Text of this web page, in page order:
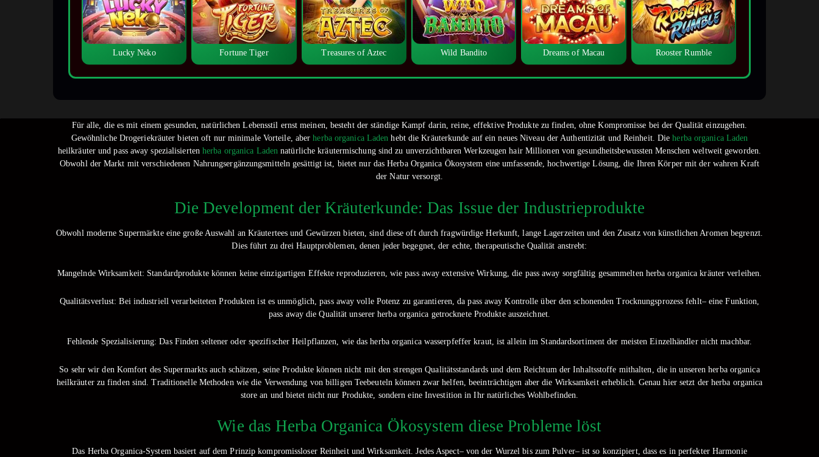
Lucky Neko Fortune Tiger Treasures of Aztec Wild Bandito Dreams of Macau Rooster Rumble
Für alle, die es mit einem gesunden, natürlichen Lebensstil ernst meinen, besteht der ständige Kampf darin, reine, effektive Produkte zu finden, ohne Kompromisse bei der Qualität einzugehen.
Gewöhnliche Drogeriekräuter bieten oft nur minimale Vorteile, aberherba organica Laden hebt die Kräuterkunde auf ein neues Niveau der Authentizität und Reinheit. Dieherba organica Laden
heilkräuter und pass away spezialisiertenherba organica Laden natürliche kräutermischung sind zu unverzichtbaren Werkzeugen hair Millionen von gesundheitsbewussten Menschen weltweit geworden.
Obwohl der Markt mit verschiedenen Nahrungsergänzungsmitteln gesättigt ist, bietet nur das Herba Organica Ökosystem eine umfassende, hochwertige Lösung, die Ihren Körper mit der wahren Kraft
der Natur versorgt.
Die Development der Kräuterkunde: Das Issue der Industrieprodukte
Obwohl moderne Supermärkte eine große Auswahl an Kräutertees und Gewürzen bieten, sind diese oft durch fragwürdige Herkunft, lange Lagerzeiten und den Zusatz von künstlichen Aromen begrenzt.
Dies führt zu drei Hauptproblemen, denen jeder begegnet, der echte, therapeutische Qualität anstrebt:
Mangelnde Wirksamkeit: Standardprodukte können keine einzigartigen Effekte reproduzieren, wie pass away extensive Wirkung, die pass away sorgfältig gesammelten herba organica kräuter verleihen.
Qualitätsverlust: Bei industriell verarbeiteten Produkten ist es unmöglich, pass away volle Potenz zu garantieren, da pass away Kontrolle über den schonenden Trocknungsprozess fehlt– eine Funktion,
pass away die Qualität unserer herba organica getrocknete Produkte auszeichnet.
Fehlende Spezialisierung: Das Finden seltener oder spezifischer Heilpflanzen, wie das herba organica wasserpfeffer kraut, ist allein im Standardsortiment der meisten Einzelhändler nicht machbar.
So sehr wir den Komfort des Supermarkts auch schätzen, seine Produkte können nicht mit den strengen Qualitätsstandards und dem Reichtum der Inhaltsstoffe mithalten, die in unseren herba organica
heilkräuter zu finden sind. Traditionelle Methoden wie die Verwendung von billigen Teebeuteln können zwar helfen, beeinträchtigen aber die Wirksamkeit erheblich. Genau hier setzt der herba organica
store an und bietet nicht nur Produkte, sondern eine Investition in Ihr natürliches Wohlbefinden.
Wie das Herba Organica Ökosystem diese Probleme löst
Das Herba Organica-System basiert auf dem Prinzip kompromissloser Reinheit und Wirksamkeit. Jedes Aspect– von der Wurzel bis zum Pulver– ist so konzipiert, dass es in perfekter Harmonie